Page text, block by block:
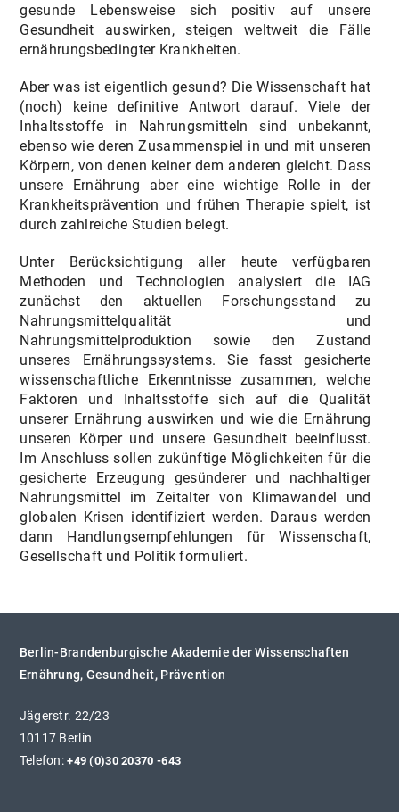
gesunde Lebensweise sich positiv auf unsere
Gesundheit auswirken, steigen weltweit die Fälle
ernährungsbedingter Krankheiten.
Aber was ist eigentlich gesund? Die Wissenschaft hat
(noch) keine definitive Antwort darauf. Viele der
Inhaltsstoffe in Nahrungsmitteln sind unbekannt,
ebenso wie deren Zusammenspiel in und mit unseren
Körpern, von denen keiner dem anderen gleicht. Dass
unsere Ernährung aber eine wichtige Rolle in der
Krankheitsprävention und frühen Therapie spielt, ist
durch zahlreiche Studien belegt.
Unter Berücksichtigung aller heute verfügbaren
Methoden und Technologien analysiert die IAG
zunächst den aktuellen Forschungsstand zu
Nahrungsmittelqualität und
Nahrungsmittelproduktion sowie den Zustand
unseres Ernährungssystems. Sie fasst gesicherte
wissenschaftliche Erkenntnisse zusammen, welche
Faktoren und Inhaltsstoffe sich auf die Qualität
unserer Ernährung auswirken und wie die Ernährung
unseren Körper und unsere Gesundheit beeinflusst.
Im Anschluss sollen zukünftige Möglichkeiten für die
gesicherte Erzeugung gesünderer und nachhaltiger
Nahrungsmittel im Zeitalter von Klimawandel und
globalen Krisen identifiziert werden. Daraus werden
dann Handlungsempfehlungen für Wissenschaft,
Gesellschaft und Politik formuliert.
Berlin-Brandenburgische Akademie der Wissenschaften
Ernährung, Gesundheit, Prävention
Jägerstr. 22/23
10117 Berlin
Telefon: +49 (0)30 20370 -643